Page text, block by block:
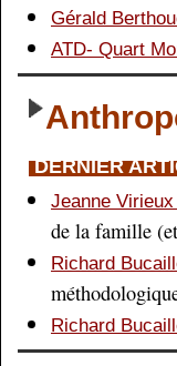
Gérald
ATD- Quart
DERNIER
Jeanne Virieux
de la famille
Richard
Richard